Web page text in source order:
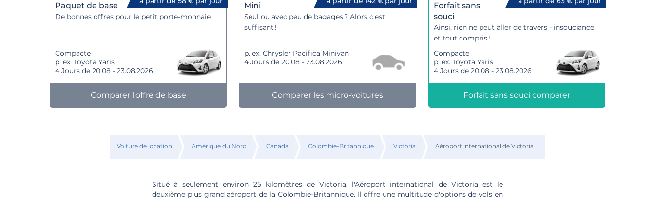
Paquet de base
De bonnes offres pour le petit porte-monnaie
Compacte
p. ex. Toyota Yaris
4 Jours de 20.08 - 23.08.2026
Comparer l'offre de base
Mini
Seul ou avec peu de bagages ? Alors c'est
suffisant !
p. ex. Chrysler Pacifica Minivan
4 Jours de 20.08 - 23.08.2026
Comparer les micro-voitures
Forfait sans
souci
Ainsi, rien ne peut aller de travers - insouciance
et tout compris !
Compacte
p. ex. Toyota Yaris
4 Jours de 20.08 - 23.08.2026
Forfait sans souci comparer
Voiture de location Amérique du Nord Canada Colombie-Britannique Victoria Aéroport international de Victoria
Situé à seulement environ 25 kilomètres de Victoria, l'Aéroport international de Victoria est le
deuxième plus grand aéroport de la Colombie-Britannique. Il offre une multitude d'options de vols en